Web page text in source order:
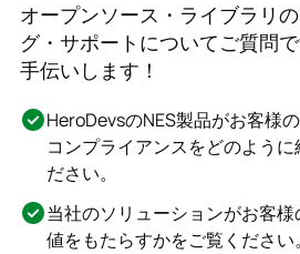
オープンソース・ライブラリ
グ・サポートについてご質問
手伝いします！
HeroDevsのNES製品がお客様
コンプライアンスをどのように
ださい。
当社のソリューションがお客
値をもたらすかをご覧ください。